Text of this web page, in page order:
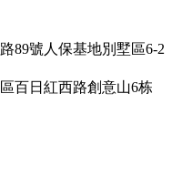
89號人保基地別墅區6-2
百日紅西路創意山6栋